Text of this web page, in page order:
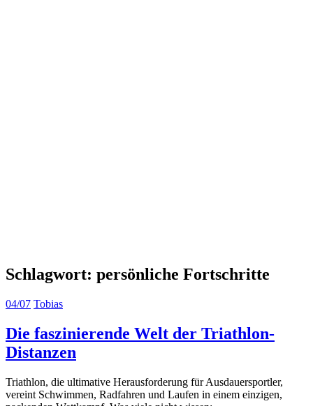
Schlagwort: persönliche Fortschritte
04/07 Tobias
Die faszinierende Welt der Triathlon-
Distanzen
Triathlon, die ultimative Herausforderung für Ausdauersportler,
vereint Schwimmen, Radfahren und Laufen in einem einzigen,